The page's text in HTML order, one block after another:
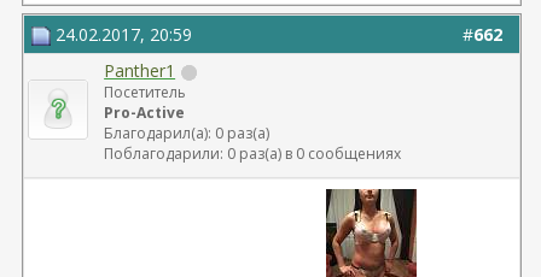
#662
24.02.2017, 20:59
Panther1
Посетитель
Pro-Active
Благодарил(а): 0 раз(а)
Поблагодарили: 0 раз(а) в 0 сообщениях